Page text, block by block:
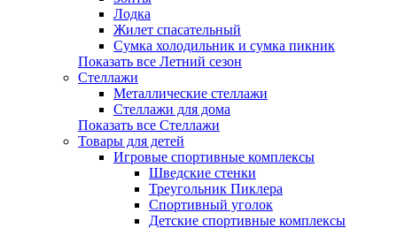
Лодка
Жилет спасательный
Сумка холодильник и сумка пикник
Показать все Летний сезон
Стеллажи
Металлические стеллажи
Стеллажи для дома
Показать все Стеллажи
Товары для детей
Игровые спортивные комплексы
Шведские стенки
Треугольник Пиклера
Спортивный уголок
Детские спортивные комплексы